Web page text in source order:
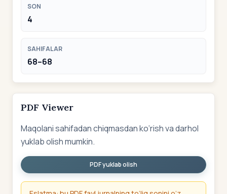
SON
4
SAHIFALAR
68–68
PDF Viewer
Maqolani sahifadan chiqmasdan ko‘rish va darhol
yuklab olish mumkin.
PDF yuklab olish